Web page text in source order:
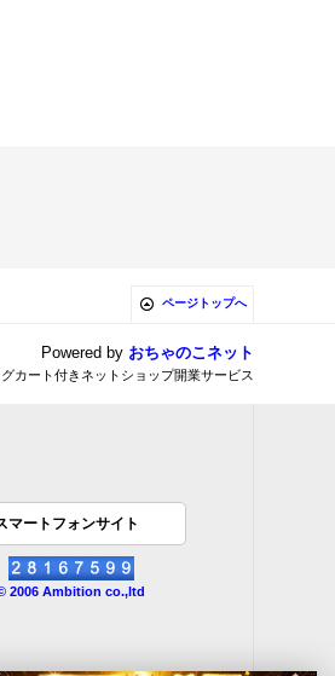
ページトップへ
Powered by おちゃのこネット
カート付きネットショップ開業サービス
マートフォンサイト
2006 Ambition co.,ltd